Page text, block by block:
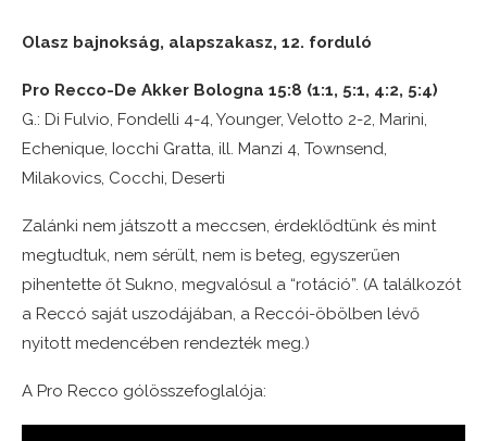
Olasz bajnokság, alapszakasz, 12. forduló
Pro Recco-De Akker Bologna 15:8 (1:1, 5:1, 4:2, 5:4)
G.: Di Fulvio, Fondelli 4-4, Younger, Velotto 2-2, Marini,
Echenique, Iocchi Gratta, ill. Manzi 4, Townsend,
Milakovics, Cocchi, Deserti
Zalánki nem játszott a meccsen, érdeklődtünk és mint
megtudtuk, nem sérült, nem is beteg, egyszerűen
pihentette őt Sukno, megvalósul a “rotáció”. (A találkozót
a Reccó saját uszodájában, a Reccói-öbölben lévő
nyitott medencében rendezték meg.)
A Pro Recco gólösszefoglalója: